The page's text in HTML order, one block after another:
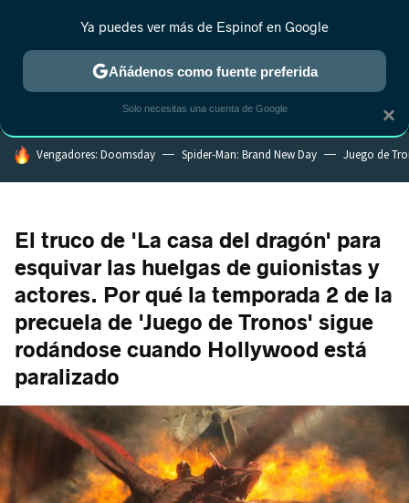
MENÚ NUEVO
ESTRENOS REALITY ANIME RANKINGS CINE
HOY SE HABLA DE
Vengadores: Doomsday Spider-Man: Brand New Day Juego de
El truco de 'La casa del dragón' para
esquivar las huelgas de guionistas y
actores. Por qué la temporada 2 de la
precuela de 'Juego de Tronos' sigue
rodándose cuando Hollywood está
paralizado
×
Ya puedes ver más de Espinof en Google
Añádenos como fuente preferida
Solo necesitas una cuenta de Google